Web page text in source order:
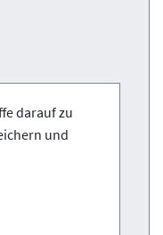
darauf zu
und